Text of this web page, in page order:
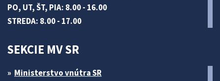
PO, UT, ŠT, PIA: 8.00 - 16.00
STREDA: 8.00 - 17.00
SEKCIE MV SR
Ministerstvo vnútra SR